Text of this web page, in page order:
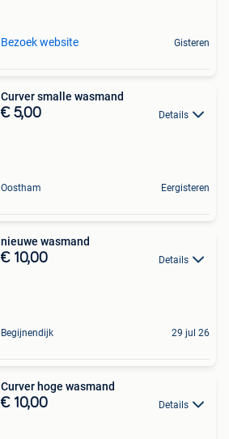
Bezoek website Gisteren
Curver smalle wasmand
€ 5,00 Details
Oostham Eergisteren
nieuwe wasmand
€ 10,00 Details
Begijnendijk 29 jul 26
Curver hoge wasmand
€ 10,00 Details